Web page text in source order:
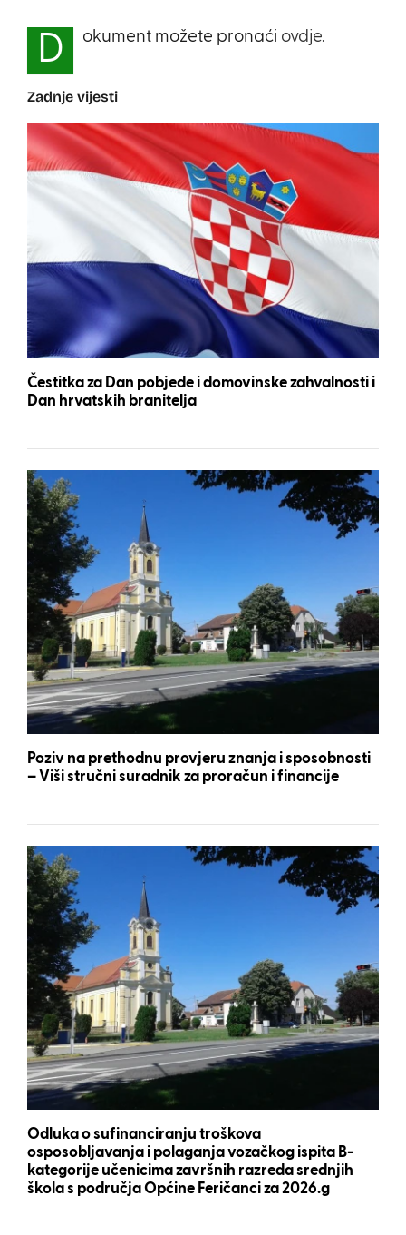
D okument možete pronaći ovdje.
Zadnje vijesti
Čestitka za Dan pobjede i domovinske zahvalnosti i
Dan hrvatskih branitelja
Poziv na prethodnu provjeru znanja i sposobnosti
– Viši stručni suradnik za proračun i financije
Odluka o sufinanciranju troškova
osposobljavanja i polaganja vozačkog ispita B-
kategorije učenicima završnih razreda srednjih
škola s područja Općine Feričanci za 2026.g